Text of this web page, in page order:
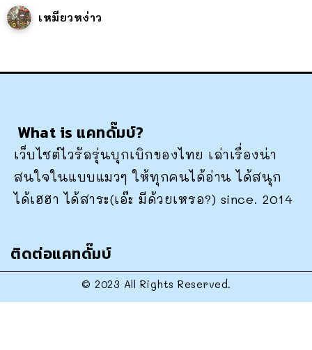
เหมียวหง่าว
What is แคทดั๊มบ์?
เว็บไซต์ไวรัลรุ่นบุกเบิกของไทย เล่าเรื่องน่า
สนใจในแบบแมวๆ ให้ทุกคนได้อ่าน ได้สนุก
ได้เฮฮา ได้สาระ(เอ๊ะ มีด้วยเหรอ?) since. 2014
ติดต่อแคทดั๊มบ์
© 2023 All Rights Reserved.